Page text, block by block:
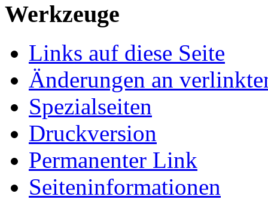
Werkzeuge
Links auf diese Seite
Änderungen an
Spezialseiten
Druckversion
Permanenter Link
Seiten­informationen